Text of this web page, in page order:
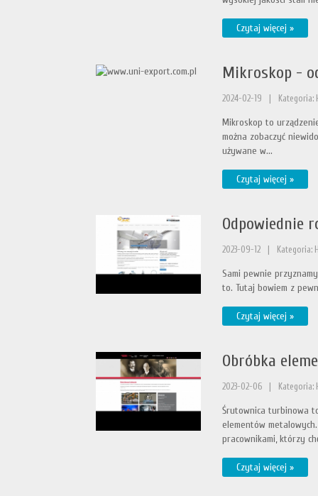
Czytaj więcej »
Mikroskop -
2024-02-19 Kategoria:
Mikroskop to
można zobaczyć
używane w...
Czytaj więcej »
Odpowiednie
2023-09-12 Kategoria:
Sami pewnie
to. Tutaj bowiem z
Czytaj więcej »
Obróbka
2023-02-06 Kategoria:
Śrutownica turbinowa
elementów
pracownikami, którzy
Czytaj więcej »